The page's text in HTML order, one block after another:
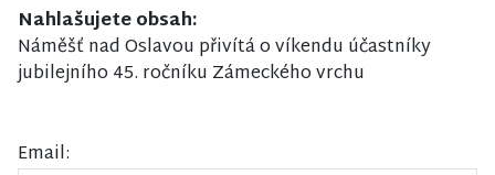
Nahlašujete obsah:
Náměšť nad Oslavou přivítá o víkendu účastníky
jubilejního 45. ročníku Zámeckého vrchu
Email: